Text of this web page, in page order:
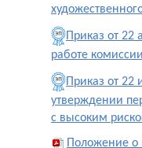
Приказ от
работе
Приказ от
утверждении
с высоким
Положение